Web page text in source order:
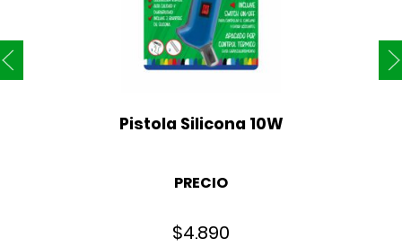
Pistola Silicona 10W
PRECIO
$4.890